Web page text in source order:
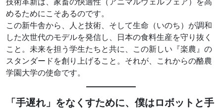
めるためにこそあるのです。
この新牛舎から、人と技術、そして生命（いのち）が調和
した次世代のモデルを発信し、日本の食料生産を守り抜く
こと。未来を担う学生たちと共に、この新しい『楽農』の
スタンダードを創り上げること。それが、これからの酪農
学園大学の使命です。
「手遅れ」をなくすために、僕はロボットと手